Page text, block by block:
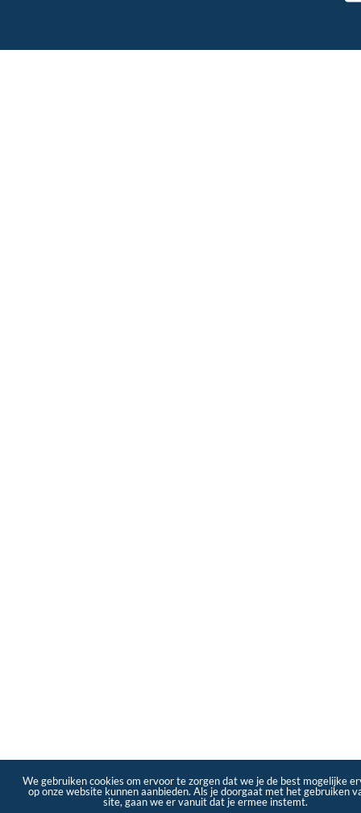
We gebruiken cookies om ervoor te zorgen dat we je de best mogelijke
op onze website kunnen aanbieden. Als je doorgaat met het gebruiken
site, gaan we er vanuit dat je ermee instemt.